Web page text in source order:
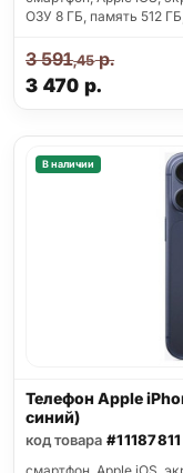
ОЗУ 8 ГБ, память 512
3 470 р.
3 591,45р.
В наличии
Телефон Apple
синий)
код товара #11187811